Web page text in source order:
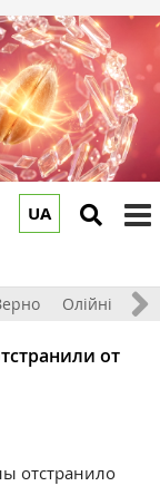
UA
Олійні
от
отстранило